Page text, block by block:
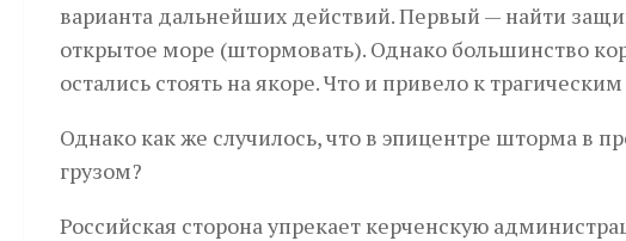
варианта дальнейших действий. Первый — найти
открытое море (штормовать). Однако большинство
остались стоять на якоре. Что и привело к
Однако как же случилось, что в эпицентре шторма в
грузом?
Российская сторона упрекает керченскую